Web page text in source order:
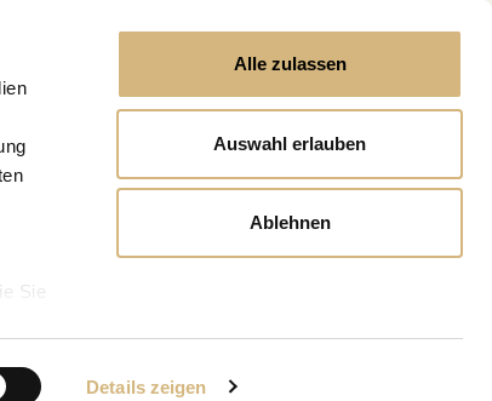
Sie
Details zeigen
Alle zulassen
Auswahl erlauben
Ablehnen